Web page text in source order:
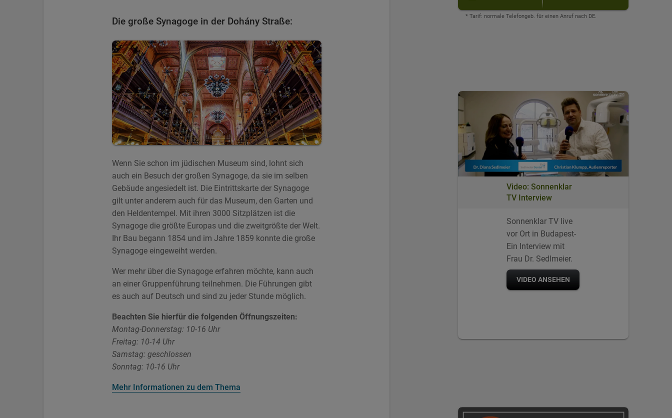
Die große Synagoge in der Dohány Straße:
Wenn Sie schon im jüdischen Museum sind, lohnt sich
auch ein Besuch der großen Synagoge, da sie im selben
Gebäude angesiedelt ist. Die Eintrittskarte der Synagoge
gilt unter anderem auch für das Museum, den Garten und
den Heldentempel. Mit ihren 3000 Sitzplätzen ist die
Synagoge die größte Europas und die zweitgrößte der Welt.
Ihr Bau begann 1854 und im Jahre 1859 konnte die große
Synagoge eingeweiht werden.
Wer mehr über die Synagoge erfahren möchte, kann auch
an einer Gruppenführung teilnehmen. Die Führungen gibt
es auch auf Deutsch und sind zu jeder Stunde möglich.
Beachten Sie hierfür die folgenden Öffnungszeiten:
Montag-Donnerstag: 10-16 Uhr
Freitag: 10-14 Uhr
Samstag: geschlossen
Sonntag: 10-16 Uhr
Mehr Informationen zu dem Thema
* Tarif: normale Telefongeb. für einen Anruf nach DE.
Video: Sonnenklar
TV Interview
Sonnenklar TV live
vor Ort in Budapest-
Ein Interview mit
Frau Dr. Sedlmeier.
VIDEO ANSEHEN